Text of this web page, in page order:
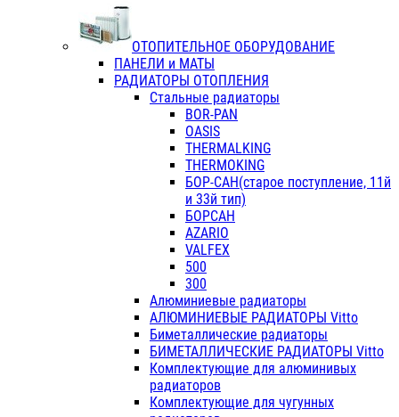
ОТОПИТЕЛЬНОЕ ОБОРУДОВАНИЕ
ПАНЕЛИ и МАТЫ
РАДИАТОРЫ ОТОПЛЕНИЯ
Стальные радиаторы
BOR-PAN
OASIS
THERMALKING
THERMOKING
БОР-САН(старое поступление, 11й
и 33й тип)
БОРСАН
AZARIO
VALFEX
500
300
Алюминиевые радиаторы
АЛЮМИНИЕВЫЕ РАДИАТОРЫ Vitto
Биметаллические радиаторы
БИМЕТАЛЛИЧЕСКИЕ РАДИАТОРЫ Vitto
Комплектующие для алюминивых
радиаторов
Комплектующие для чугунных